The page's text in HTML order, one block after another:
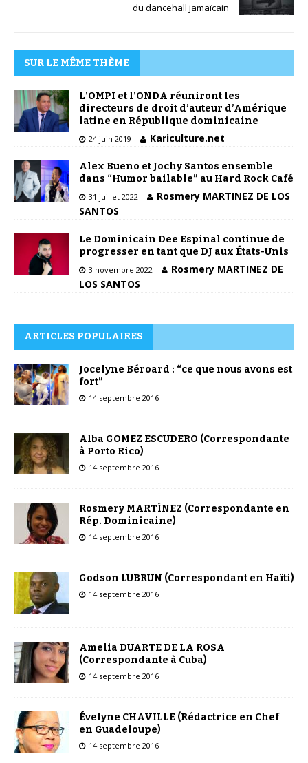
du dancehall jamaïcain
SUR LE MÊME THÈME
L’OMPI et l’ONDA réuniront les
directeurs de droit d’auteur d’Amérique
latine en République dominicaine
24 juin 2019 Kariculture.net
Alex Bueno et Jochy Santos ensemble
dans “Humor bailable” au Hard Rock Café
31 juillet 2022
Rosmery MARTINEZ DE LOS
SANTOS
Le Dominicain Dee Espinal continue de
progresser en tant que DJ aux États-Unis
3 novembre 2022
Rosmery MARTINEZ DE
LOS SANTOS
ARTICLES POPULAIRES
Jocelyne Béroard : “ce que nous avons est
fort”
14 septembre 2016
Alba GOMEZ ESCUDERO (Correspondante
à Porto Rico)
14 septembre 2016
Rosmery MARTÍNEZ (Correspondante en
Rép. Dominicaine)
14 septembre 2016
Godson LUBRUN (Correspondant en Haïti)
14 septembre 2016
Amelia DUARTE DE LA ROSA
(Correspondante à Cuba)
14 septembre 2016
Évelyne CHAVILLE (Rédactrice en Chef
en Guadeloupe)
14 septembre 2016